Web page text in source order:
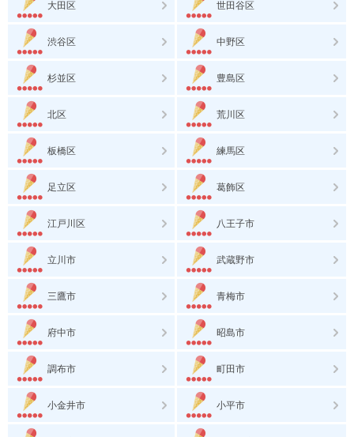
大田区 世田谷区
渋谷区 中野区
杉並区 豊島区
北区 荒川区
板橋区 練馬区
足立区 葛飾区
江戸川区 八王子市
立川市 武蔵野市
三鷹市 青梅市
府中市 昭島市
調布市 町田市
小金井市 小平市